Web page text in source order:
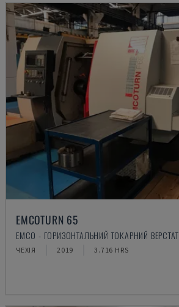
EMCOTURN 65
EMCO - ГОРИЗОНТАЛЬНИЙ ТОКАРНИЙ ВЕРСТАТ
ЧЕХІЯ 2019 3.716 HRS